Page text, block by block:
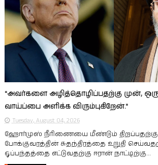
"அவர்களை அழித்தொழிப்பதற்கு முன்,
வாய்ப்பை அளிக்க விரும்புகிறேன்."
Tuesday, August 04, 2026
ஹோர்முஸ் நீரிணையை மீண்டும்
போக்குவரத்தின் சுதந்திரத்தை உறுதி
ஒப்பந்தத்தை எட்டுவதற்கு ஈரான் நாட்டிற்கு...